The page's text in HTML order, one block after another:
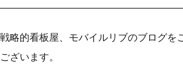
戦略的看板屋、モバイルリブのブログを
ございます。